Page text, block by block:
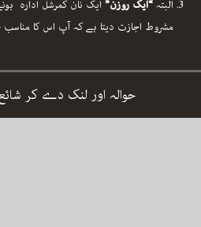
البتہ
“ایک روزن”
ایک نان کمرشل ادارہ
مشروط اجازت دیتا ہے کہ آپ اس کا مناسب
حوالہ اور لنک دے کر